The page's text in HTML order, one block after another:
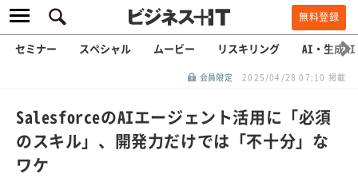
無料登録
セミナー スペシャル ムービー リスキリング AI・生成AI
会員限定 2025/04/28 07:10 掲載
SalesforceのAIエージェント活用に「必須
のスキル」、開発力だけでは「不十分」な
ワケ